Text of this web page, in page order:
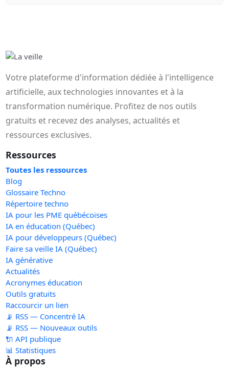
Votre plateforme d'information dédiée à l'intelligence
artificielle, aux technologies innovantes et à la
transformation numérique. Profitez de nos outils
gratuits et recevez des analyses, actualités et
ressources exclusives.
Ressources
Toutes les ressources
Blog
Glossaire Techno
Répertoire techno
IA pour les PME québécoises
IA en éducation (Québec)
IA pour développeurs (Québec)
Faire sa veille IA (Québec)
IA générative
Actualités
Acronymes éducation
Outils gratuits
Raccourcir un lien
📡 RSS — Concentré IA
📡 RSS — Nouveaux outils
🔌 API publique
📊 Statistiques
À propos